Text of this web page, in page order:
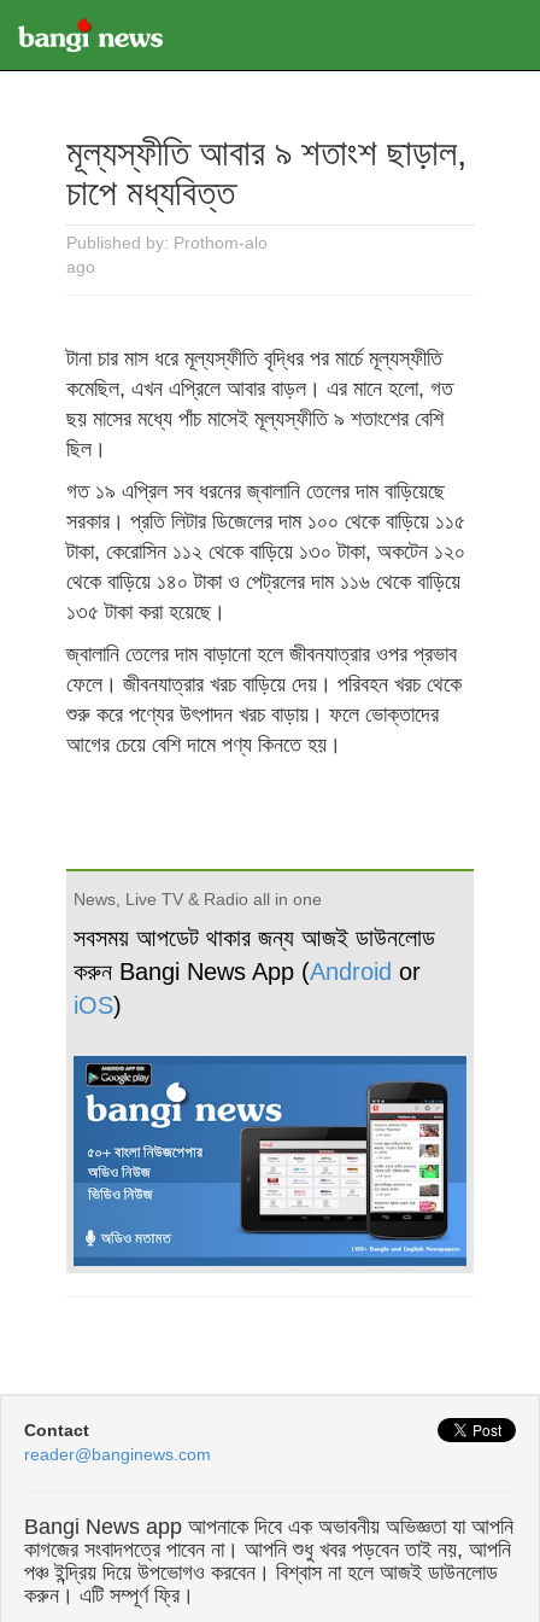
মূল্যস্ফীতি আবার ৯ শতাংশ ছাড়াল,
চাপে মধ্যবিত্ত
Published by: Prothom-alo
ago
টানা চার মাস ধরে মূল্যস্ফীতি বৃদ্ধির পর মার্চে মূল্যস্ফীতি
কমেছিল, এখন এপ্রিলে আবার বাড়ল। এর মানে হলো, গত
ছয় মাসের মধ্যে পাঁচ মাসেই মূল্যস্ফীতি ৯ শতাংশের বেশি
ছিল।
গত ১৯ এপ্রিল সব ধরনের জ্বালানি তেলের দাম বাড়িয়েছে
সরকার। প্রতি লিটার ডিজেলের দাম ১০০ থেকে বাড়িয়ে ১১৫
টাকা, কেরোসিন ১১২ থেকে বাড়িয়ে ১৩০ টাকা, অকটেন ১২০
থেকে বাড়িয়ে ১৪০ টাকা ও পেট্রলের দাম ১১৬ থেকে বাড়িয়ে
১৩৫ টাকা করা হয়েছে।
জ্বালানি তেলের দাম বাড়ানো হলে জীবনযাত্রার ওপর প্রভাব
ফেলে। জীবনযাত্রার খরচ বাড়িয়ে দেয়। পরিবহন খরচ থেকে
শুরু করে পণ্যের উৎপাদন খরচ বাড়ায়। ফলে ভোক্তাদের
আগের চেয়ে বেশি দামে পণ্য কিনতে হয়।
News, Live TV & Radio all in one
সবসময় আপডেট থাকার জন্য আজই ডাউনলোড
করুন Bangi News App (Android or
iOS)
Contact
reader@banginews.com
Bangi News app আপনাকে দিবে এক অভাবনীয় অভিজ্ঞতা যা আপনি
কাগজের সংবাদপত্রে পাবেন না। আপনি শুধু খবর পড়বেন তাই নয়, আপনি
পঞ্চ ইন্দ্রিয় দিয়ে উপভোগও করবেন। বিশ্বাস না হলে আজই ডাউনলোড
করুন। এটি সম্পূর্ণ ফ্রি।